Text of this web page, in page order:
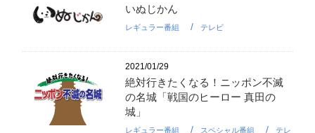
いぬじかん
レギュラー番組 テレビ
2021/01/29
絶対行きたくなる！ニッポン不滅
の名城「戦国のヒーロー 真田の
城」
レギュラー番組 スペシャル番組
テレ